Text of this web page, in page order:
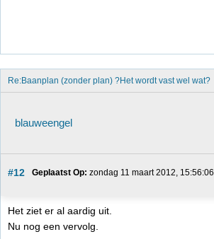
Re:Baanplan (zonder plan) ?Het wordt vast wel wat?
blauweengel
#12 Geplaatst Op: zondag 11 maart 2012, 15:56:06
Het ziet er al aardig uit.
Nu nog een vervolg.